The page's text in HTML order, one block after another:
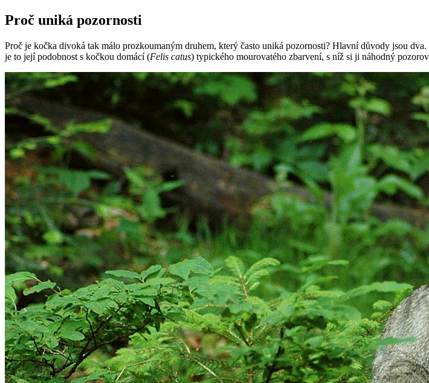
Proč uniká pozornosti
Proč je kočka divoká tak málo prozkoumaným druhem, který často uniká pozornosti? Hlavní důvody jsou
je to její podobnost s kočkou domácí (Felis catus) typického mourovatého zbarvení, s níž si ji náhodný